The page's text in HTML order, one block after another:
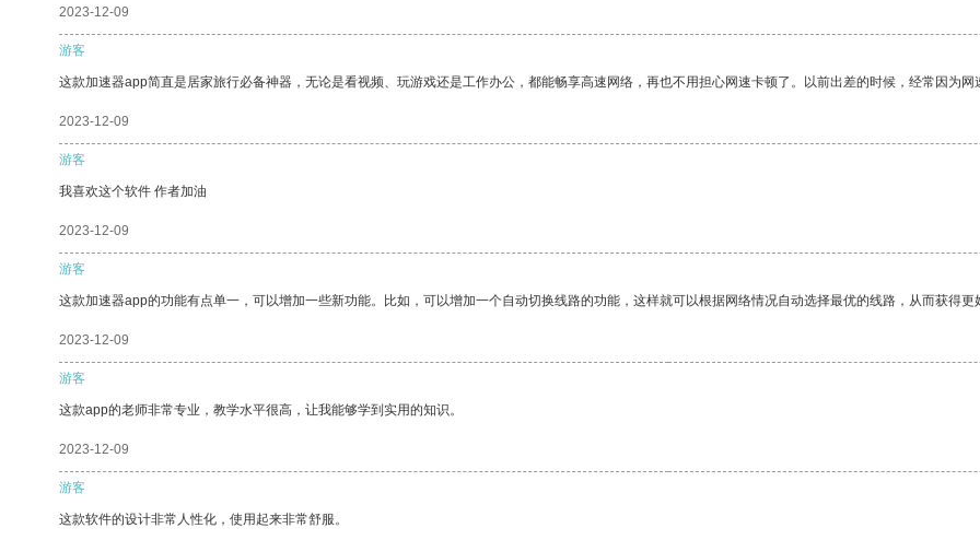
2023-12-09
游客
这款加速器app简直是居家旅行必备神器，无论是看视频、玩游戏还是工作办公，都能畅享高速网络，再也不用担心网速卡顿了。以前出差的时候，经常因为
2023-12-09
游客
我喜欢这个软件 作者加油
2023-12-09
游客
这款加速器app的功能有点单一，可以增加一些新功能。比如，可以增加一个自动切换线路的功能，这样就可以根据网络情况自动选择最优的线路，从而获得更
2023-12-09
游客
这款app的老师非常专业，教学水平很高，让我能够学到实用的知识。
2023-12-09
游客
这款软件的设计非常人性化，使用起来非常舒服。